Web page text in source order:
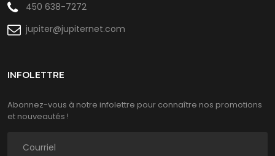
450 638-7272
jupiter@jupiternet.com
INFOLETTRE
Abonnez-vous à notre infolettre pour connaître nos promotions
et nouveautés !